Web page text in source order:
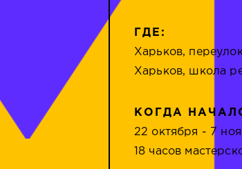
ГДЕ:
Харьков,
Харьков, школа
КОГДА
22 октября - 7
18 часов